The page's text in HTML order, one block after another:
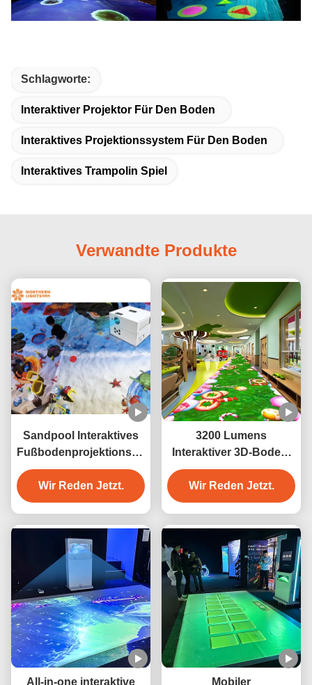
Schlagworte:
Interaktiver Projektor Für Den Boden
Interaktives Projektionssystem Für Den Boden
Interaktives Trampolin Spiel
Verwandte Produkte
Sandpool Interaktives
Fußbodenprojektionsspiel
für Vergnügungspark
Wir Reden Jetzt.
3200 Lumens
Interaktiver 3D-Boden-
Immersivprojektor für
Hoteldekoration
Wir Reden Jetzt.
All-in-one interaktive
Mobiler